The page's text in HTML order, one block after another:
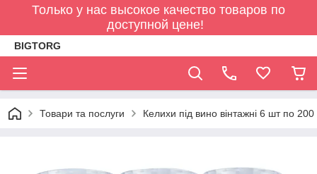
Только у нас высокое качество товаров по
доступной цене!
BIGTORG
Товари та послуги Келихи під вино вінтажні 6 шт по